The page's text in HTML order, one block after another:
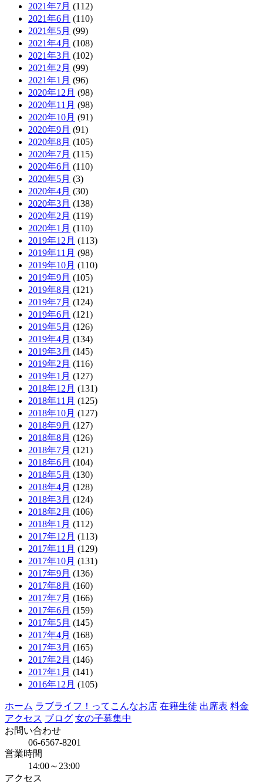
2021年7月 (112)
2021年6月 (110)
2021年5月 (99)
2021年4月 (108)
2021年3月 (102)
2021年2月 (99)
2021年1月 (96)
2020年12月 (98)
2020年11月 (98)
2020年10月 (91)
2020年9月 (91)
2020年8月 (105)
2020年7月 (115)
2020年6月 (110)
2020年5月 (3)
2020年4月 (30)
2020年3月 (138)
2020年2月 (119)
2020年1月 (110)
2019年12月 (113)
2019年11月 (98)
2019年10月 (110)
2019年9月 (105)
2019年8月 (121)
2019年7月 (124)
2019年6月 (121)
2019年5月 (126)
2019年4月 (134)
2019年3月 (145)
2019年2月 (116)
2019年1月 (127)
2018年12月 (131)
2018年11月 (125)
2018年10月 (127)
2018年9月 (127)
2018年8月 (126)
2018年7月 (121)
2018年6月 (104)
2018年5月 (130)
2018年4月 (128)
2018年3月 (124)
2018年2月 (106)
2018年1月 (112)
2017年12月 (113)
2017年11月 (129)
2017年10月 (131)
2017年9月 (136)
2017年8月 (160)
2017年7月 (166)
2017年6月 (159)
2017年5月 (145)
2017年4月 (168)
2017年3月 (165)
2017年2月 (146)
2017年1月 (141)
2016年12月 (105)
ホーム ラブライフ！ってこんなお店 在籍生徒 出席表 料金
アクセス ブログ 女の子募集中
お問い合わせ
06-6567-8201
営業時間
14:00～23:00
アクセス